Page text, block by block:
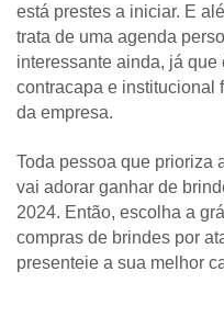
está prestes a iniciar. E
trata de uma agenda
interessante ainda, já
contracapa e institucional
da empresa.
Toda pessoa que prioriza
vai adorar ganhar de
2024. Então, escolha a
compras de brindes por
presenteie a sua melhor